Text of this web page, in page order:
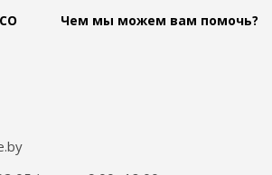
Чем мы можем вам помочь?